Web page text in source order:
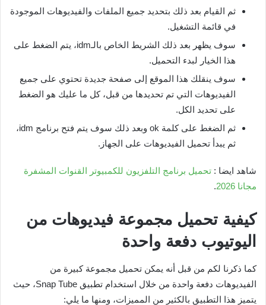
ثم القيام بعد ذلك بتحديد جميع الملفات والفيديوهات الموجودة
في قائمة التشغيل.
سوف يظهر بعد ذلك الشريط الخاص بالـidm، يتم الضغط على
هذا الخيار لبدء التحميل.
سوف ينقلك هذا الموقع إلى صفحة جديدة تحتوي على جميع
الفيديوهات التي تم تحديدها من قبل، كل ما عليك هو الضغط
على تحديد الكل.
ثم الضغط على كلمة ok وبعد ذلك سوف يتم فتح برنامج idm،
ثم يبدأ تحميل الفيديوهات على الجهاز.
شاهد ايضا : تحميل برنامج التلفزيون للكمبيوتر القنوات المشفرة
مجانا 2026
.
كيفية تحميل مجموعة فيديوهات من
اليوتيوب دفعة واحدة
كما ذكرنا لكم من قبل أنه يمكن تحميل مجموعة كبيرة من
الفيديوهات دفعة واحدة من خلال استخدام تطبيق Snap Tube، حيث
يتميز هذا التطبيق بالكثير من المميزات، ومنها ما يلي: